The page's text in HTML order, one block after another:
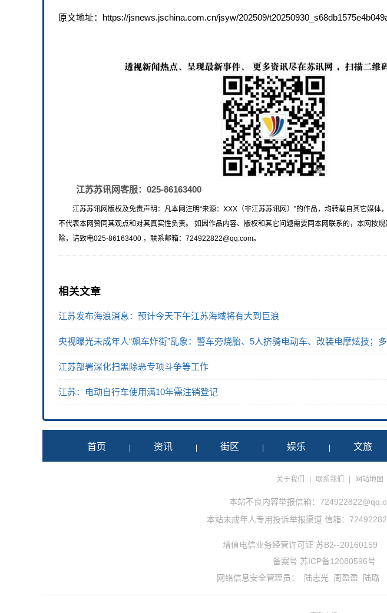
原文地址：https://jsnews.jschina.com.cn/jsyw/202509/
江苏苏讯网客服：025-86163400
江苏苏讯网版权及免责声明：凡本网注明“来源：XXX（非江苏苏讯网）”的作品，均转载自其它媒体
不代表本网赞同其观点和对其真实性负责。 如因作品内容、版权和其它问题需要同本网联系的，本网按
除，请致电025-86163400 ，联系邮箱：724922822@qq.com。
相关文章
江苏发布海浪消息：预计今天下午江苏海域将有大到巨浪
央视曝光未成年人“飙车炸街”乱象：警车旁烧胎、5人挤骑电动车、改装电摩炫技；
江苏部署深化扫黑除恶专项斗争等工作
江苏：电动自行车使用满10年需注销登记
首页 资讯 街区 娱乐 文旅
关于我们 联系我们 网站地图
本站不良内容举报信箱：
本站未成年人专用投诉举报渠道 信箱：
增值电信业务经营许可证 苏B2--20160159
备案号 苏ICP备12080596号
网络信息安全管理员：
陆志光 周盈盈 陆璐